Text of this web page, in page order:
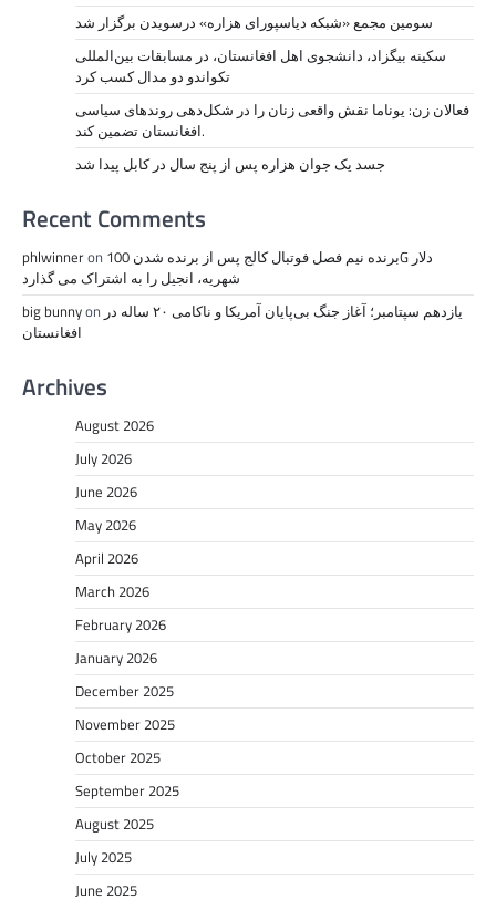
سومین مجمع «شبکه دیاسپورای هزاره» درسویدن برگزار شد
سکینه بیگزاد، دانشجوی اهل افغانستان، در مسابقات بین‌المللی
تکواندو دو مدال کسب کرد
فعالان زن: یوناما نقش واقعی زنان را در شکل‌دهی روندهای سیاسی
افغانستان تضمین کند.
جسد یک جوان هزاره پس از پنج سال در کابل پیدا شد
Recent Comments
phlwinneron برنده نیم فصل فوتبال کالج پس از برنده شدن 100G دلار
شهریه، انجیل را به اشتراک می گذارد
big bunnyon یازدهم سپتامبر؛ آغاز جنگ بی‌پایان آمریکا و ناکامی ۲۰ ساله در
افغانستان
Archives
August 2026
July 2026
June 2026
May 2026
April 2026
March 2026
February 2026
January 2026
December 2025
November 2025
October 2025
September 2025
August 2025
July 2025
June 2025